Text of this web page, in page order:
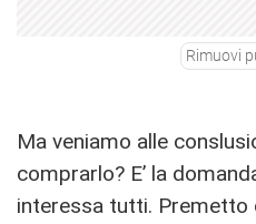
Rimuovi
Ma veniamo alle
comprarlo? E’ la
interessa tutti. Premetto